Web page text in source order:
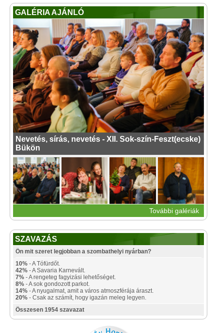
GALÉRIA AJÁNLÓ
Nevetés, sírás, nevetés - XII. Sok-szín-Feszt(ecske)
Bükön
További galériák
SZAVAZÁS
Ön mit szeret legjobban a szombathelyi nyárban?
10% - A Tófürdőt.
42% - A Savaria Karnevált.
7% - A rengeteg fagyizási lehetőséget.
8% - A sok gondozott parkot.
14% - A nyugalmat, amit a város atmoszférája áraszt.
20% - Csak az számít, hogy igazán meleg legyen.
Összesen 1954 szavazat